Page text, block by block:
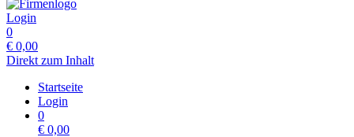
Login
0
€ 0,00
Direkt zum Inhalt
Startseite
Login
0
€ 0,00